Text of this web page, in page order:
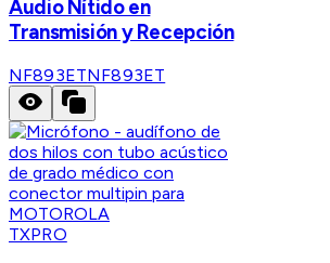
Audio Nítido en
Transmisión y Recepción
NF893ETNF893ET
TXPRO